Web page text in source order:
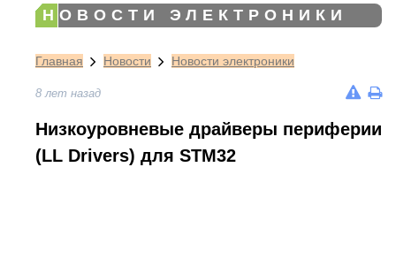
НОВОСТИ ЭЛЕКТРОНИКИ
Главная Новости Новости электроники
8 лет назад
Низкоуровневые драйверы периферии
(LL Drivers) для STM32